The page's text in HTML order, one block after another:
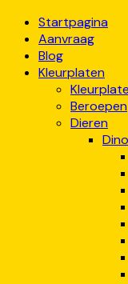
Startpagina
Aanvraag
Blog
Kleurplaten
Beroepen
Dieren